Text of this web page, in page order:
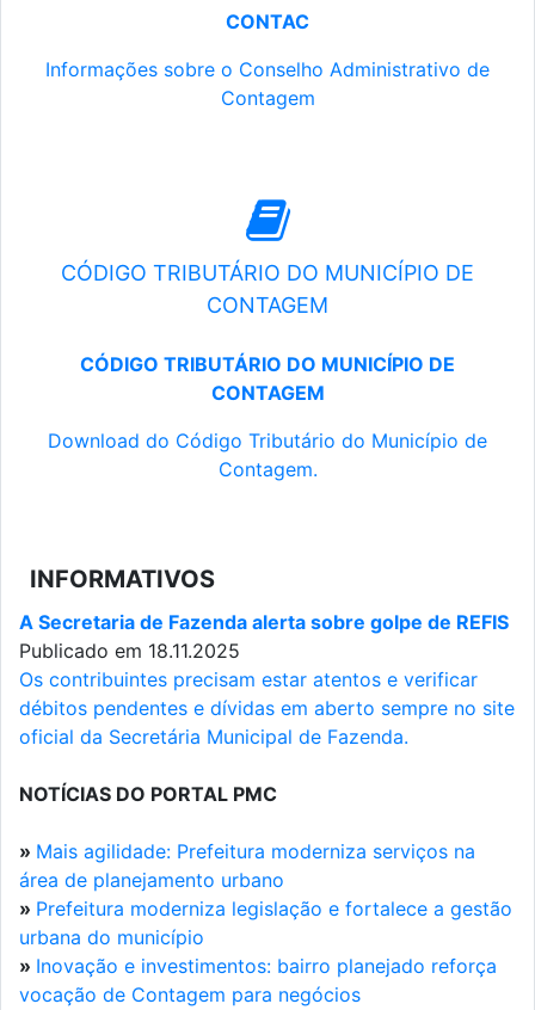
CONTAC
Informações sobre o Conselho Administrativo de
Contagem
CÓDIGO TRIBUTÁRIO DO MUNICÍPIO DE
CONTAGEM
CÓDIGO TRIBUTÁRIO DO MUNICÍPIO DE
CONTAGEM
Download do Código Tributário do Município de
Contagem.
INFORMATIVOS
A Secretaria de Fazenda alerta sobre golpe de REFIS
Publicado em 18.11.2025
Os contribuintes precisam estar atentos e verificar
débitos pendentes e dívidas em aberto sempre no site
oficial da Secretária Municipal de Fazenda.
NOTÍCIAS DO PORTAL PMC
» Mais agilidade: Prefeitura moderniza serviços na
área de planejamento urbano
» Prefeitura moderniza legislação e fortalece a gestão
urbana do município
» Inovação e investimentos: bairro planejado reforça
vocação de Contagem para negócios